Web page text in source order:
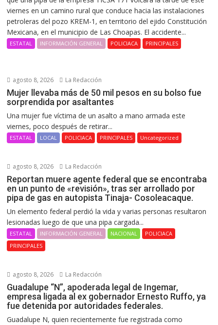
viernes en un camino rural que conduce hacia las instalaciones
petroleras del pozo KREM-1, en territorio del ejido Constitución
Mexicana, en el municipio de Las Choapas. El accidente...
ESTATAL INFORMACIÓN GENERAL POLICIACA PRINCIPALES
agosto 8, 2026 La Redacción
Mujer llevaba más de 50 mil pesos en su bolso fue
sorprendida por asaltantes
Una mujer fue víctima de un asalto a mano armada este
viernes, poco después de retirar...
ESTATAL LOCAL POLICIACA PRINCIPALES Uncategorized
agosto 8, 2026 La Redacción
Reportan muere agente federal que se encontraba
en un punto de «revisión», tras ser arrollado por
pipa de gas en autopista Tinaja- Cosoleacaque.
Un elemento federal perdió la vida y varias personas resultaron
lesionadas luego de que una pipa cargada...
ESTATAL INFORMACIÓN GENERAL NACIONAL
POLICIACA
PRINCIPALES
agosto 8, 2026 La Redacción
Guadalupe “N”, apoderada legal de Ingemar,
empresa ligada al ex gobernador Ernesto Ruffo, ya
fue detenida por autoridades federales.
Guadalupe N, quien recientemente fue registrada como